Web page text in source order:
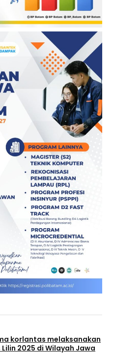
korlantas melaksanakan
2025 di Wilayah Jawa